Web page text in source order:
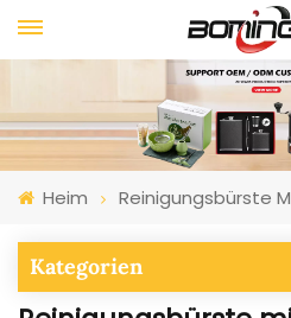
Heim Reinigungsbürste
Kategorien